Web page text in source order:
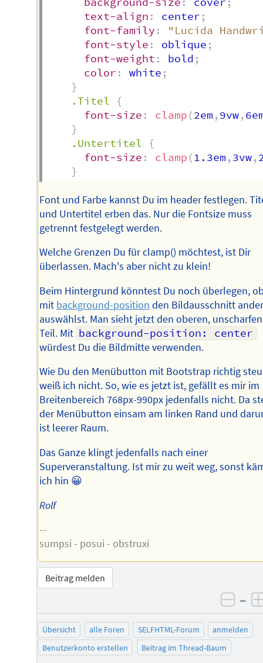
text-align : center ;
font-family :
"Lucida
font-style : oblique ;
font-weight : bold ;
color : white ;
}
.Titel
{
font-size : clamp (2em , 9vw,
}
.Untertitel
{
font-size : clamp (1.3em , 3vw,
}
Font und Farbe kannst Du im header festlegen.
und Untertitel erben das. Nur die Fontsize muss
getrennt festgelegt werden.
Welche Grenzen Du für clamp() möchtest, ist Dir
überlassen. Mach's aber nicht zu klein!
Beim Hintergrund könntest Du noch überlegen,
mit background-position den Bildausschnitt
auswählst. Man sieht jetzt den oberen, unscharfen
Teil. Mit background-position: center
würdest Du die Bildmitte verwenden.
Wie Du den Menübutton mit Bootstrap richtig
weiß ich nicht. So, wie es jetzt ist, gefällt es mir im
Breitenbereich 768px-990px jedenfalls nicht. Da
der Menübutton einsam am linken Rand und
ist leerer Raum.
Das Ganze klingt jedenfalls nach einer
Superveranstaltung. Ist mir zu weit weg, sonst
ich hin 😀
Rolf
--
sumpsi - posui - obstruxi
Beitrag melden
–
Übersicht alle Foren SELFHTML-Forum
anmelden
Benutzerkonto erstellen
Beitrag im Thread-Baum